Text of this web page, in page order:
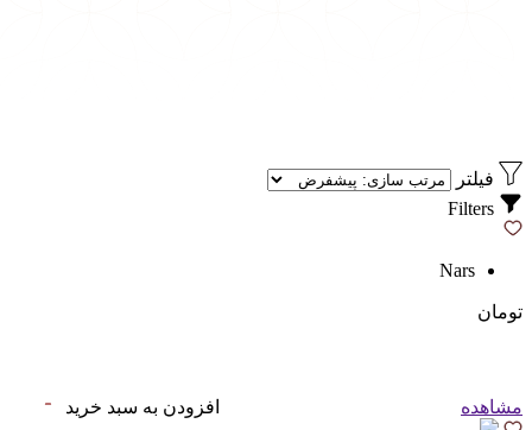
فیلتر
Nars
تومان
مشاهده افزودن به سبد خرید